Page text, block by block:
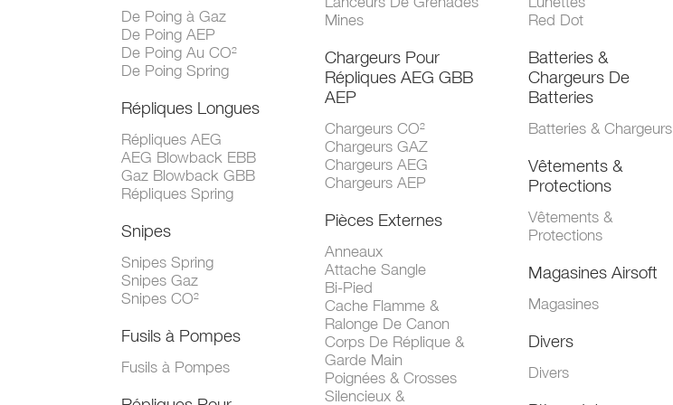
De Poing à Gaz
De Poing AEP
De Poing Au CO²
De Poing Spring
Répliques Longues
Répliques AEG
AEG Blowback EBB
Gaz Blowback GBB
Répliques Spring
Snipes
Snipes Spring
Snipes Gaz
Snipes CO²
Fusils à Pompes
Fusils à Pompes
Mines
Chargeurs Pour
Répliques AEG GBB
AEP
Chargeurs CO²
Chargeurs GAZ
Chargeurs AEG
Chargeurs AEP
Pièces Externes
Anneaux
Attache Sangle
Bi-Pied
Cache Flamme &
Ralonge De Canon
Corps De Réplique &
Garde Main
Poignées & Crosses
Silencieux &
Red Dot
Batteries &
Chargeurs De
Batteries
Batteries & Chargeurs
Vêtements &
Protections
Vêtements &
Protections
Magasines Airsoft
Magasines
Divers
Divers